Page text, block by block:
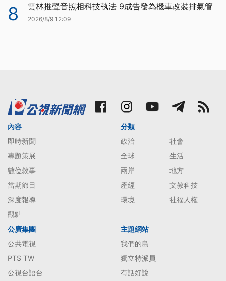
8 雲林推聲音照相科技執法 9成告發為機車改裝排氣管
2026/8/9 12:09
內容
即時新聞
專題策展
數位敘事
當期節目
深度報導
觀點
分類
政治
社會
全球
生活
兩岸
地方
產經
文教科技
環境
社福人權
公廣集團
公共電視
PTS TW
公視台語台
主題網站
我們的島
獨立特派員
有話好說